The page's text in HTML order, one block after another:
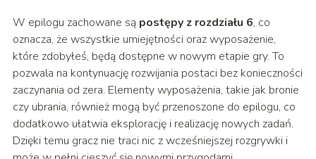
W epilogu zachowane są postępy z rozdziału 6, co
oznacza, że wszystkie umiejętności oraz wyposażenie,
które zdobyłeś, będą dostępne w nowym etapie gry. To
pozwala na kontynuację rozwijania postaci bez konieczności
zaczynania od zera. Elementy wyposażenia, takie jak bronie
czy ubrania, również mogą być przenoszone do epilogu, co
dodatkowo ułatwia eksplorację i realizację nowych zadań.
Dzięki temu gracz nie traci nic z wcześniejszej rozgrywki i